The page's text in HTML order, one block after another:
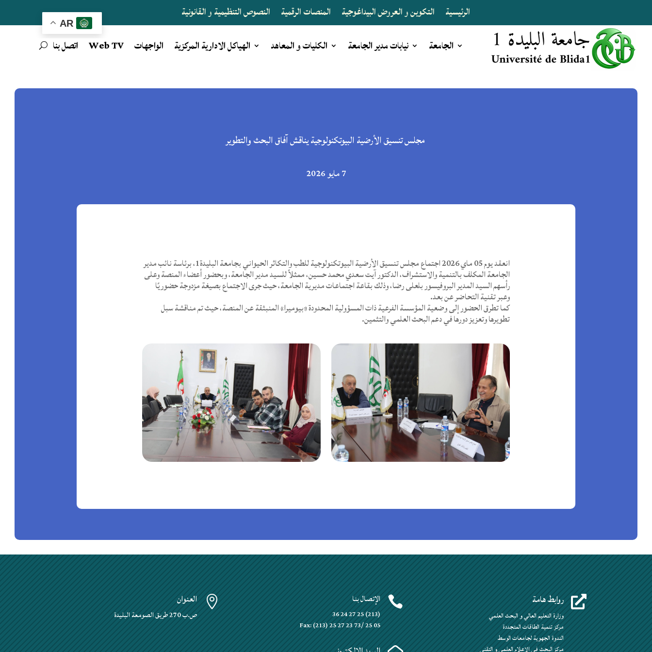
AR
الرئيسية التكوين و العروض البيداغوجية المنصات الرقمية النصوص التنظيمية و القانونية
الجامعة نيابات مدير الجامعة الكليات و المعاهد الهياكل الادارية المركزية الواجهات Web TV اتصل بنا
مجلس تنسيق الأرضية البيوتكنولوجية يناقش آفاق البحث والتطوير
7 مايو 2026
انعقد يوم 05 ماي 2026 اجتماع مجلس تنسيق الأرضية البيوتكنولوجية للطب والتكاثر الحيواني بجامعة البليدة1، برئاسة نائب مدير
الجامعة المكلف بالتنمية والاستشراف، الدكتور آيت سعدي محمد حسين، ممثلاً للسيد مدير الجامعة، وبحضور أعضاء المنصة وعلى
رأسهم السيد المدير البروفيسور بلعلى رضا، وذلك بقاعة اجتماعات مديرية الجامعة، حيث جرى الاجتماع بصيغة مزدوجة حضوريًا
وعبر تقنية التحاضر عن بعد.
كما تطرق الحضور إلى وضعية المؤسسة الفرعية ذات المسؤولية المحدودة «بيوميرا» المنبثقة عن المنصة، حيث تم مناقشة سبل
تطويرها وتعزيز دورها في دعم البحث العلمي والتثمين.
 العنوان
ص.ب 270 طريق الصومعة البليدة
 الإتصال بنا
(213) 25 27 24 36
Fax: (213) 25 27 23 73/ 25 05
 روابط هامة
وزارة التعليم العالي و البحث العلمي
مركز تنمية الطاقات المتجددة
الندوة الجهوية لجامعات الوسط
مركز البحث في الإعلام العلمي و التقني